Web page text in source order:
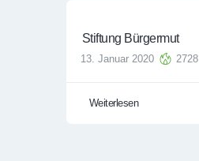
Stiftung Bürgermut
13. Januar 2020 2728
Weiterlesen